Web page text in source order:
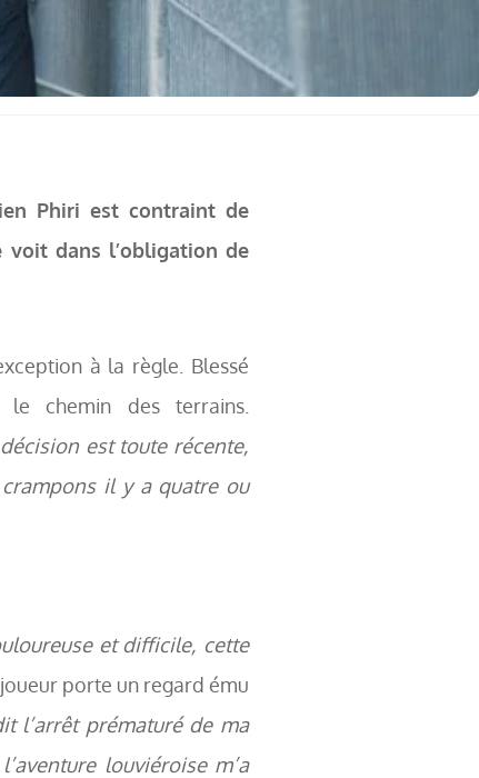
Phiri est contraint de
voit dans l’obligation de
à la règle. Blessé
chemin des terrains.
est toute récente,
il y a quatre ou
et difficile, cette
porte un regard ému
l’arrêt prématuré de ma
louviéroise m’a